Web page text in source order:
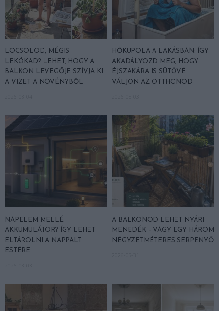
LOCSOLOD, MÉGIS
LEKÓKAD? LEHET, HOGY A
BALKON LEVEGŐJE SZÍVJA KI
A VIZET A NÖVÉNYBŐL
HŐKUPOLA A LAKÁSBAN: ÍGY
AKADÁLYOZD MEG, HOGY
ÉJSZAKÁRA IS SÜTŐVÉ
VÁLJON AZ OTTHONOD
NAPELEM MELLÉ
AKKUMULÁTOR? ÍGY LEHET
ELTÁROLNI A NAPPALT
ESTÉRE
A BALKONOD LEHET NYÁRI
MENEDÉK – VAGY EGY HÁROM
NÉGYZETMÉTERES SERPENYŐ